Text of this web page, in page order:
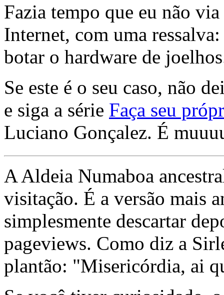
Fazia tempo que eu não
Internet, com uma
botar o hardware de
Se este é o seu caso, não
e siga a série Faça seu
Luciano Gonçalez. É
A Aldeia Numaboa
visitação. É a versão mais
simplesmente descartar
pageviews. Como diz a
plantão: "Misericórdia, ai